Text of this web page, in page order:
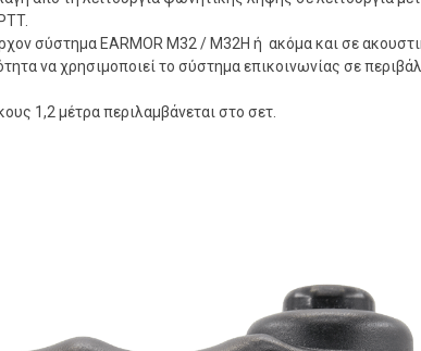
σύστημα EARMOR M32 / M32H ή ακόμα και σε
να χρησιμοποιεί το σύστημα επικοινωνίας σε
1,2 μέτρα περιλαμβάνεται στο σετ.